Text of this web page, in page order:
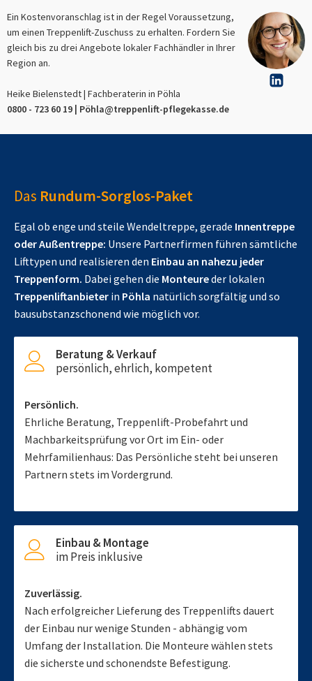
Ein Kostenvoranschlag ist in der Regel Voraussetzung,
um einen Treppenlift-Zuschuss zu erhalten. Fordern Sie
gleich bis zu drei Angebote lokaler Fachhändler in Ihrer
Region an.
Heike Bielenstedt | Fachberaterin in Pöhla
0800 - 723 60 19 | Pöhla@treppenlift-pflegekasse.de
Das Rundum-Sorglos-Paket
Egal ob enge und steile Wendeltreppe, gerade Innentreppe
oder Außentreppe: Unsere Partnerfirmen führen sämtliche
Lifttypen und realisieren den Einbau an nahezu jeder
Treppenform. Dabei gehen die Monteureder lokalen
Treppenliftanbieter in Pöhla natürlich sorgfältig und so
bausubstanzschonend wie möglich vor.
Beratung & Verkauf
persönlich, ehrlich, kompetent
Persönlich.
Ehrliche Beratung, Treppenlift-Probefahrt und
Machbarkeitsprüfung vor Ort im Ein- oder
Mehrfamilienhaus: Das Persönliche steht bei unseren
Partnern stets im Vordergrund.
Einbau & Montage
im Preis inklusive
Zuverlässig.
Nach erfolgreicher Lieferung des Treppenlifts dauert
der Einbau nur wenige Stunden - abhängig vom
Umfang der Installation. Die Monteure wählen stets
die sicherste und schonendste Befestigung.